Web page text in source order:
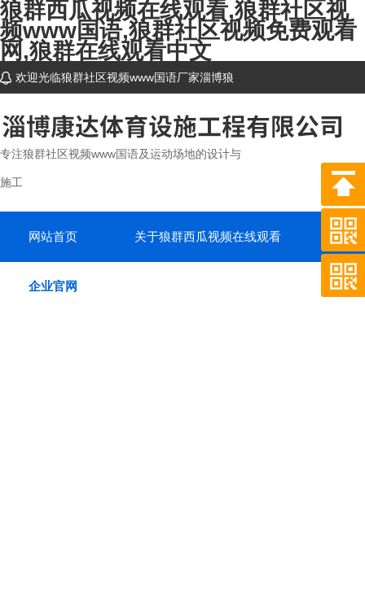
狼群西瓜视频在线观看,狼群社区视
频www国语,狼群社区视频免费观看
网,狼群在线观看中文
欢迎光临狼群社区视频www国语厂家淄博狼
专注狼群社区视频www国语及运动场地的设计与
施工
网站首页 关于狼群西瓜视频在线观看 产
企业官网